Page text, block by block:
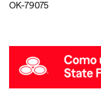
OK-79075